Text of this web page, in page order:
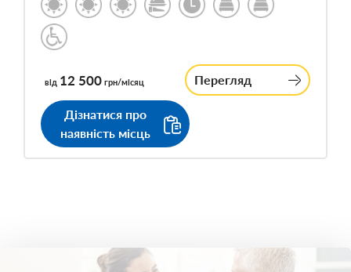
від 12 500 грн/місяц Перегляд
Дізнатися про
наявність місць